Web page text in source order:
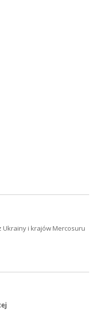
Ukrainy i krajów Mercosuru